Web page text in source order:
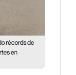
récords de
en